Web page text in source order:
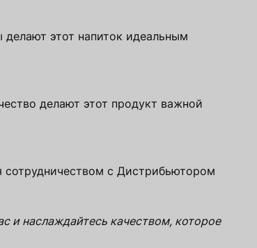
этот напиток идеальным
делают этот продукт важной
сотрудничеством с Дистрибьютором
и наслаждайтесь качеством, которое